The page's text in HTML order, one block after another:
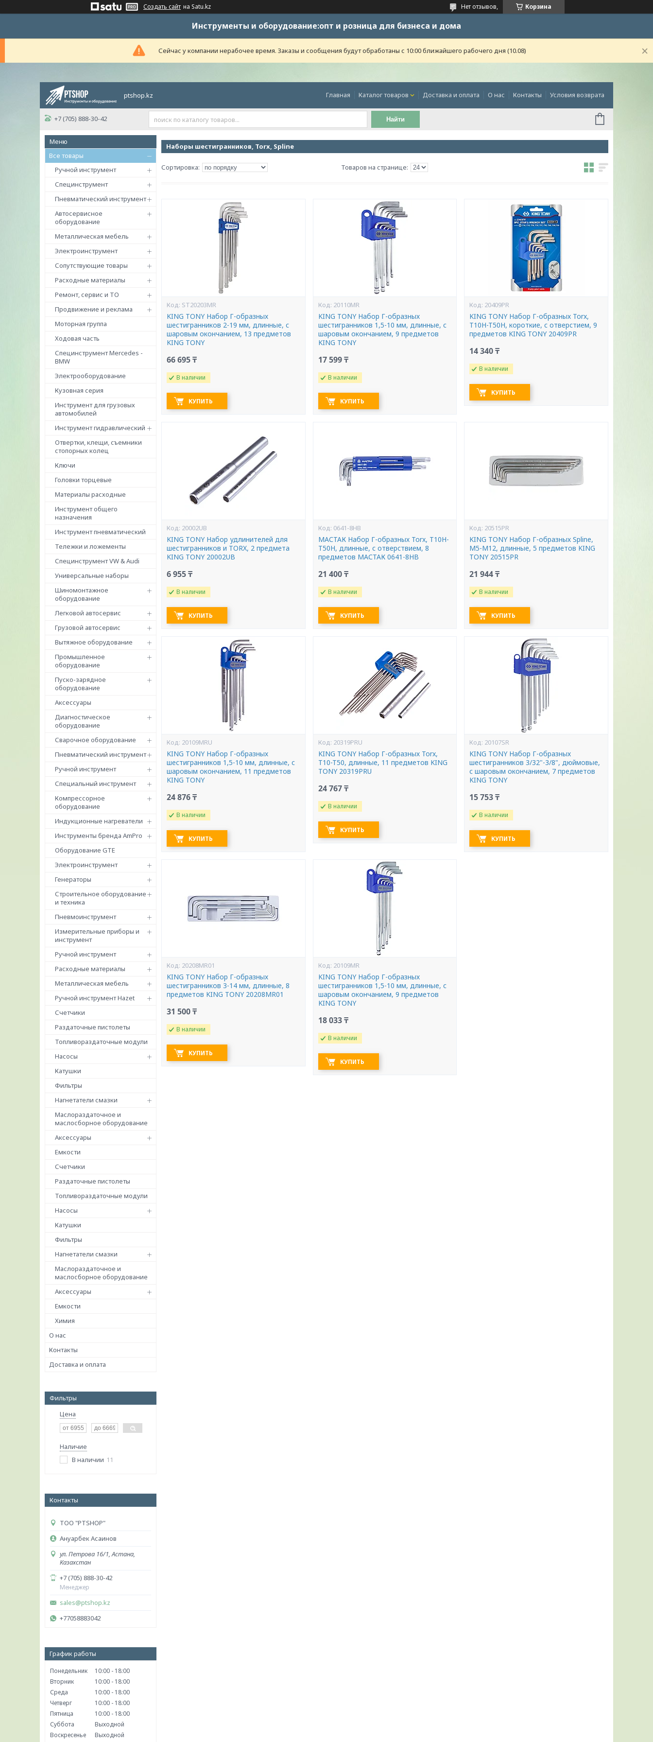
Создать сайт на Satu.kz Корзина
Нет отзывов,
Инструменты и оборудование:опт и розница для бизнеса и дома
Сейчас у компании нерабочее время. Заказы и сообщения будут обработаны с 10:00 ближайшего рабочего дня (10.08)
ptshop.kz Главная Каталог товаров Доставка и оплата О нас Контакты Условия возврата
+7 (705) 888-30-42 Найти
Все товары
Ручной инструмент
Специнструмент
Пневматический инструмент
Автосервисное
оборудование
Металлическая мебель
Электроинструмент
Сопутствующие товары
Расходные материалы
Ремонт, сервис и ТО
Продвижение и реклама
Моторная группа
Ходовая часть
Специнструмент Mercedes -
BMW
Электрооборудование
Кузовная серия
Инструмент для грузовых
автомобилей
Инструмент гидравлический
Отвертки, клещи, съемники
стопорных колец
Ключи
Головки торцевые
Материалы расходные
Инструмент общего
назначения
Инструмент пневматический
Тележки и ложементы
Специнструмент VW & Audi
Универсальные наборы
Шиномонтажное
оборудование
Легковой автосервис
Грузовой автосервис
Вытяжное оборудование
Промышленное
оборудование
Пуско-зарядное
оборудование
Аксессуары
Диагностическое
оборудование
Сварочное оборудование
Пневматический инструмент
Ручной инструмент
Специальный инструмент
Компрессорное
оборудование
Индукционные нагреватели
Инструменты бренда AmPro
Оборудование GTE
Электроинструмент
Генераторы
Строительное оборудование
и техника
Пневмоинструмент
Измерительные приборы и
инструмент
Ручной инструмент
Расходные материалы
Металлическая мебель
Ручной инструмент Hazet
Счетчики
Раздаточные пистолеты
Топливораздаточные модули
Насосы
Катушки
Фильтры
Нагнетатели смазки
Маслораздаточное и
маслосборное оборудование
Аксессуары
Емкости
Счетчики
Раздаточные пистолеты
Топливораздаточные модули
Насосы
Катушки
Фильтры
Нагнетатели смазки
Маслораздаточное и
маслосборное оборудование
Аксессуары
Емкости
Химия
О нас
Контакты
Доставка и оплата
Фильтры
Цена
Наличие
В наличии 11
Контакты
ТОО "PTSHOP"
Ануарбек Асаинов
ул. Петрова 16/1, Астана,
Казахстан
+7 (705) 888-30-42
Менеджер
sales@ptshop.kz
+77058883042
График работы
Понедельник 10:00
18:00
Вторник
10:00
18:00
Среда
10:00
18:00
Четверг
10:00
18:00
Пятница
10:00
18:00
Суббота
Выходной
Воскресенье
Выходной
Наборы шестигранников, Torx, Spline
ST20203MR
KING TONY Набор Г-образных
шестигранников 2-19 мм, длинные, с
шаровым окончанием, 13 предметов
KING TONY
66 695 ₸
В наличии
КУПИТЬ
20110MR
KING TONY Набор Г-образных
шестигранников 1,5-10 мм, длинные, с
шаровым окончанием, 9 предметов
KING TONY
17 599 ₸
В наличии
КУПИТЬ
20409PR
KING TONY Набор Г-образных Torx,
T10H-T50H, короткие, с отверстием, 9
предметов KING TONY 20409PR
14 340 ₸
В наличии
КУПИТЬ
20002UB
KING TONY Набор удлинителей для
шестигранников и TORX, 2 предмета
KING TONY 20002UB
6 955 ₸
В наличии
КУПИТЬ
0641-8HB
МАСТАК Набор Г-образных Torx, Т10H-
Т50H, длинные, с отверствием, 8
предметов МАСТАК 0641-8HB
21 400 ₸
В наличии
КУПИТЬ
20515PR
KING TONY Набор Г-образных Spline,
M5-M12, длинные, 5 предметов KING
TONY 20515PR
21 944 ₸
В наличии
КУПИТЬ
20109MRU
KING TONY Набор Г-образных
шестигранников 1,5-10 мм, длинные, с
шаровым окончанием, 11 предметов
KING TONY
24 876 ₸
В наличии
КУПИТЬ
20319PRU
KING TONY Набор Г-образных Torx,
T10-T50, длинные, 11 предметов KING
TONY 20319PRU
24 767 ₸
В наличии
КУПИТЬ
20107SR
KING TONY Набор Г-образных
шестигранников 3/32"-3/8", дюймовые,
с шаровым окончанием, 7 предметов
KING TONY
15 753 ₸
В наличии
КУПИТЬ
20208MR01
KING TONY Набор Г-образных
шестигранников 3-14 мм, длинные, 8
предметов KING TONY 20208MR01
31 500 ₸
В наличии
КУПИТЬ
20109MR
KING TONY Набор Г-образных
шестигранников 1,5-10 мм, длинные, с
шаровым окончанием, 9 предметов
KING TONY
18 033 ₸
В наличии
КУПИТЬ